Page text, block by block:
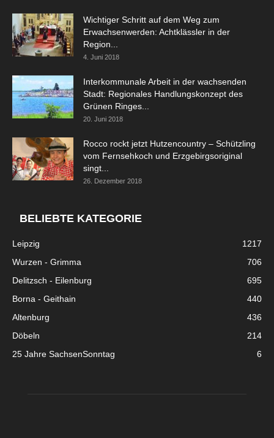
Wichtiger Schritt auf dem Weg zum
Erwachsenwerden: Achtklässler in der
Region...
4. Juni 2018
Interkommunale Arbeit in der wachsenden
Stadt: Regionales Handlungskonzept des
Grünen Ringes...
20. Juni 2018
Rocco rockt jetzt Hutzencountry – Schützling
vom Fernsehkoch und Erzgebirgsoriginal
singt...
26. Dezember 2018
BELIEBTE KATEGORIE
Leipzig
1217
Wurzen - Grimma
706
Delitzsch - Eilenburg
695
Borna - Geithain
440
Altenburg
436
Döbeln
214
25 Jahre SachsenSonntag
6